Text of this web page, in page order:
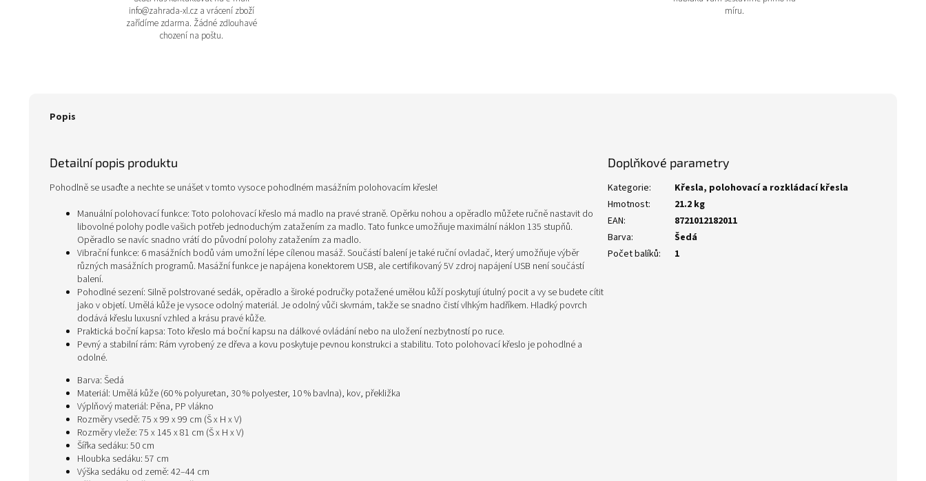
info@zahrada-xl.cz a vrácení zboží
zařídíme zdarma. Žádné zdlouhavé
chození na poštu.
míru.
Popis
Detailní popis produktu
Pohodlně se usaďte a nechte se unášet v tomto vysoce pohodlném masážním polohovacím křesle!
Manuální polohovací funkce: Toto polohovací křeslo má madlo na pravé straně. Opěrku nohou a opěradlo můžete ručně nastavit do
libovolné polohy podle vašich potřeb jednoduchým zatažením za madlo. Tato funkce umožňuje maximální náklon 135 stupňů.
Opěradlo se navíc snadno vrátí do původní polohy zatažením za madlo.
Vibrační funkce: 6 masážních bodů vám umožní lépe cílenou masáž. Součástí balení je také ruční ovladač, který umožňuje výběr
různých masážních programů. Masážní funkce je napájena konektorem USB, ale certifikovaný 5V zdroj napájení USB není součástí
balení.
Pohodlné sezení: Silně polstrované sedák, opěradlo a široké područky potažené umělou kůží poskytují útulný pocit a vy se budete cítit
jako v objetí. Umělá kůže je vysoce odolný materiál. Je odolný vůči skvrnám, takže se snadno čistí vlhkým hadříkem. Hladký povrch
dodává křeslu luxusní vzhled a krásu pravé kůže.
Praktická boční kapsa: Toto křeslo má boční kapsu na dálkové ovládání nebo na uložení nezbytností po ruce.
Pevný a stabilní rám: Rám vyrobený ze dřeva a kovu poskytuje pevnou konstrukci a stabilitu. Toto polohovací křeslo je pohodlné a
odolné.
Barva: Šedá
Materiál: Umělá kůže (60 % polyuretan, 30 % polyester, 10 % bavlna), kov, překližka
Výplňový materiál: Pěna, PP vlákno
Rozměry vsedě: 75 x 99 x 99 cm (Š x H x V)
Rozměry vleže: 75 x 145 x 81 cm (Š x H x V)
Šířka sedáku: 50 cm
Hloubka sedáku: 57 cm
Výška sedáku od země: 42–44 cm
Doplňkové parametry
Kategorie:
Křesla, polohovací a rozkládací křesla
Hmotnost:
21.2 kg
EAN:
8721012182011
Barva:
Šedá
Počet balíků: 1